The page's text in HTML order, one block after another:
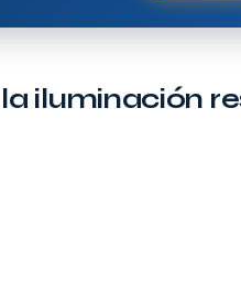
iluminación